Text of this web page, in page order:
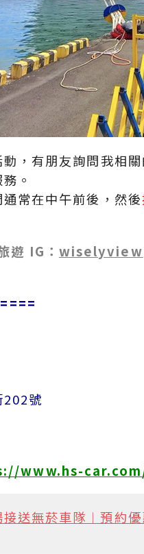
，有朋友詢問我相
。
常在中午前後，然後
遊 IG： wiselyview
202號
www.hs-
送無菸車隊︱預約